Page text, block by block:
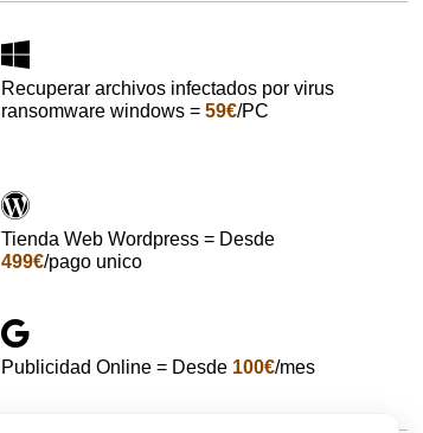
Recuperar archivos infectados por virus
ransomware windows = 59€/PC
Tienda Web Wordpress = Desde
499€/pago unico
Publicidad Online = Desde 100€/mes